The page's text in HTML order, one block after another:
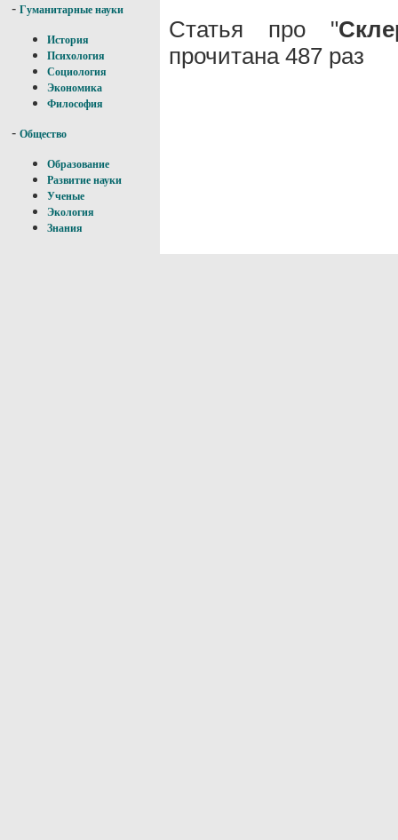
- Гуманитарные науки
История
Психология
Социология
Экономика
Философия
- Общество
Образование
Развитие науки
Ученые
Экология
Знания
Статья про "
прочитана 487 раз